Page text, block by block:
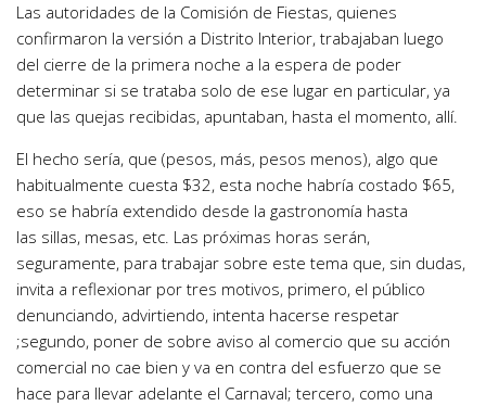
Las autoridades de la Comisión de Fiestas, quienes
confirmaron la versión a Distrito Interior, trabajaban luego
del cierre de la primera noche a la espera de poder
determinar si se trataba solo de ese lugar en particular, ya
que las quejas recibidas, apuntaban, hasta el momento, allí.
El hecho sería, que (pesos, más, pesos menos), algo que
habitualmente cuesta $32, esta noche habría costado $65,
eso se habría extendido desde la gastronomía hasta
las sillas, mesas, etc. Las próximas horas serán,
seguramente, para trabajar sobre este tema que, sin dudas,
invita a reflexionar por tres motivos, primero, el público
denunciando, advirtiendo, intenta hacerse respetar
;segundo, poner de sobre aviso al comercio que su acción
comercial no cae bien y va en contra del esfuerzo que se
hace para llevar adelante el Carnaval; tercero, como una